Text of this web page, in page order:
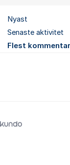
Nyast
Senaste aktivitet
Flest